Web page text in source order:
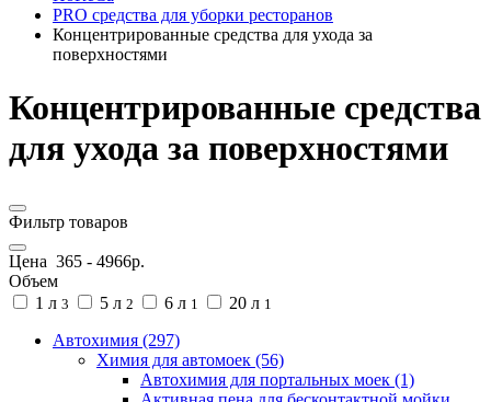
PRO средства для уборки ресторанов
Концентрированные средства для ухода за
поверхностями
Концентрированные средства
для ухода за поверхностями
Фильтр товаров
Цена 365 - 4966р.
Объем
1 л 3 5 л 2 6 л 1 20 л 1
Автохимия (297)
Химия для автомоек (56)
Автохимия для портальных моек (1)